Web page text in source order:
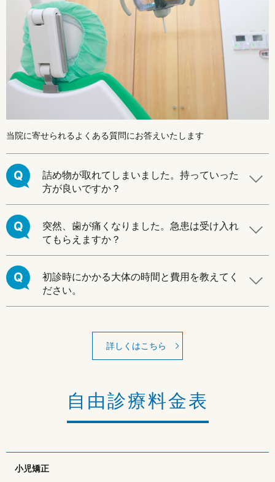
当院に寄せられるよくある質問にお答えいたします
Q
詰め物が取れてしまいました。持っていった
方が良いですか？
Q
突然、歯が痛くなりました。急患は受け入れ
てもらえますか？
Q
初診時にかかる大体の時間と費用を教えてく
ださい。
詳しくはこちら
自由診療料金表
小児矯正